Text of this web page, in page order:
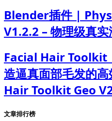
Blender插件 |
V1.2.2 – 物理级真
Facial Hair Toolkit
造逼真面部毛发的
Hair Toolkit Geo
文章排行榜